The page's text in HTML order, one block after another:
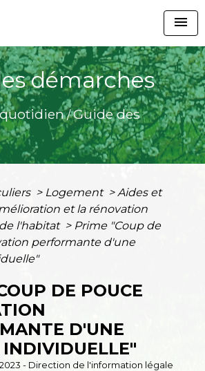
menu
démarches
/Guide des
> Logement > Aides et
et la rénovation
l'habitat > Prime "Coup de
performante d'une
DE POUCE
D'UNE
- Direction de l'information légale